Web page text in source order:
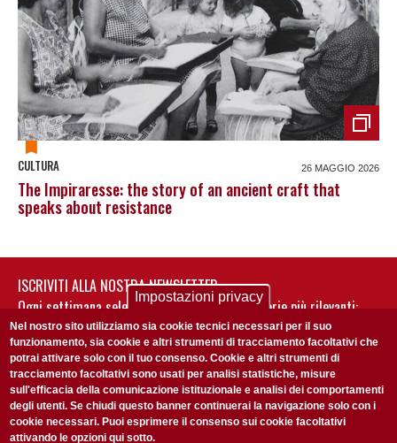
CULTURA 26 MAGGIO 2026
The Impiraresse: the story of an ancient craft that
speaks about resistance
ISCRIVITI ALLA NOSTRA NEWSLETTER
Ogni settimana selezioniamo per te nostre storie più rilevanti:
non perderti gli aggiornamenti della nostra newsletter
Impostazioni privacy
Nel nostro sito utilizziamo sia cookie tecnici necessari per il suo
funzionamento, sia cookie e altri strumenti di tracciamento facoltativi che
potrai attivare solo con il tuo consenso. Cookie e altri strumenti di
tracciamento facoltativi sono usati per analisi statistiche, misure
sull'efficacia della comunicazione istituzionale e analisi dei comportamenti
degli utenti. Se chiudi questo banner continuerai la navigazione solo con i
cookie necessari. Puoi esprimere il consenso sui cookie facoltativi
attivando le opzioni qui sotto.